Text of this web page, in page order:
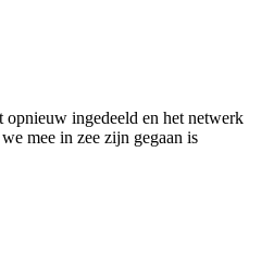
ingedeeld en het netwerk
mee in zee zijn gegaan is